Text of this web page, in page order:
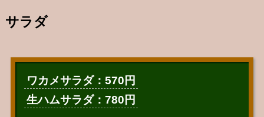
サラダ
ワカメサラダ：570円
生ハムサラダ：780円